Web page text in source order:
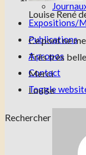
Expositions/
Publications
A propos
Contact
Toggle
Rechercher sur ce
Louise René
Ce pont ne
Très très
Merci
Louise